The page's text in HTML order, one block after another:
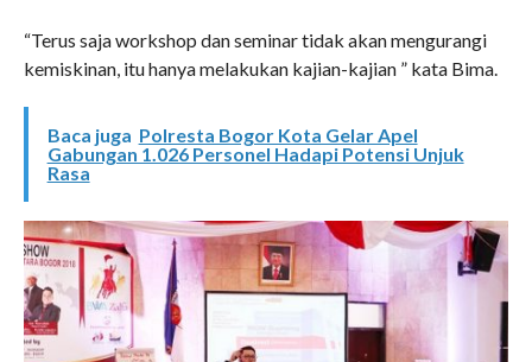
“Terus saja workshop dan seminar tidak akan mengurangi
kemiskinan, itu hanya melakukan kajian-kajian ” kata Bima.
Baca juga Polresta Bogor Kota Gelar Apel
Gabungan 1.026 Personel Hadapi Potensi Unjuk
Rasa